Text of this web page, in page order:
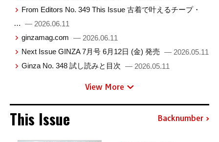
From Editors No. 349 This Issue 古着で叶えるチープ・
… — 2026.06.11
ginzamag.com — 2026.06.11
Next Issue GINZA 7月号 6月12日 (金) 発売 — 2026.05.11
Ginza No. 348 試し読みと目次 — 2026.05.11
View More
This Issue Backnumber